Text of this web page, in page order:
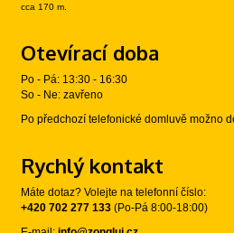
cca 170 m.
Otevírací doba
Po - Pá: 13:30 - 16:30
So - Ne: zavřeno
Po předchozí telefonické domluvě možno
Rychlý kontakt
Máte dotaz? Volejte na telefonní číslo:
+420 702 277 133 (Po-Pá 8:00-18:00)